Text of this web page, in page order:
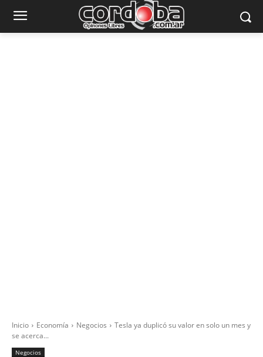
Inicio Economía Negocios
Tesla ya duplicó su valor en solo un mes y
se acerca...
Negocios